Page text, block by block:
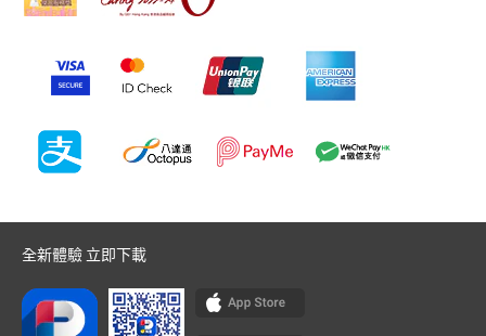
全新體驗 立即下載